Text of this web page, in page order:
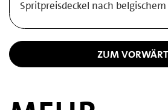
Spritpreisdeckel nach
ZUM